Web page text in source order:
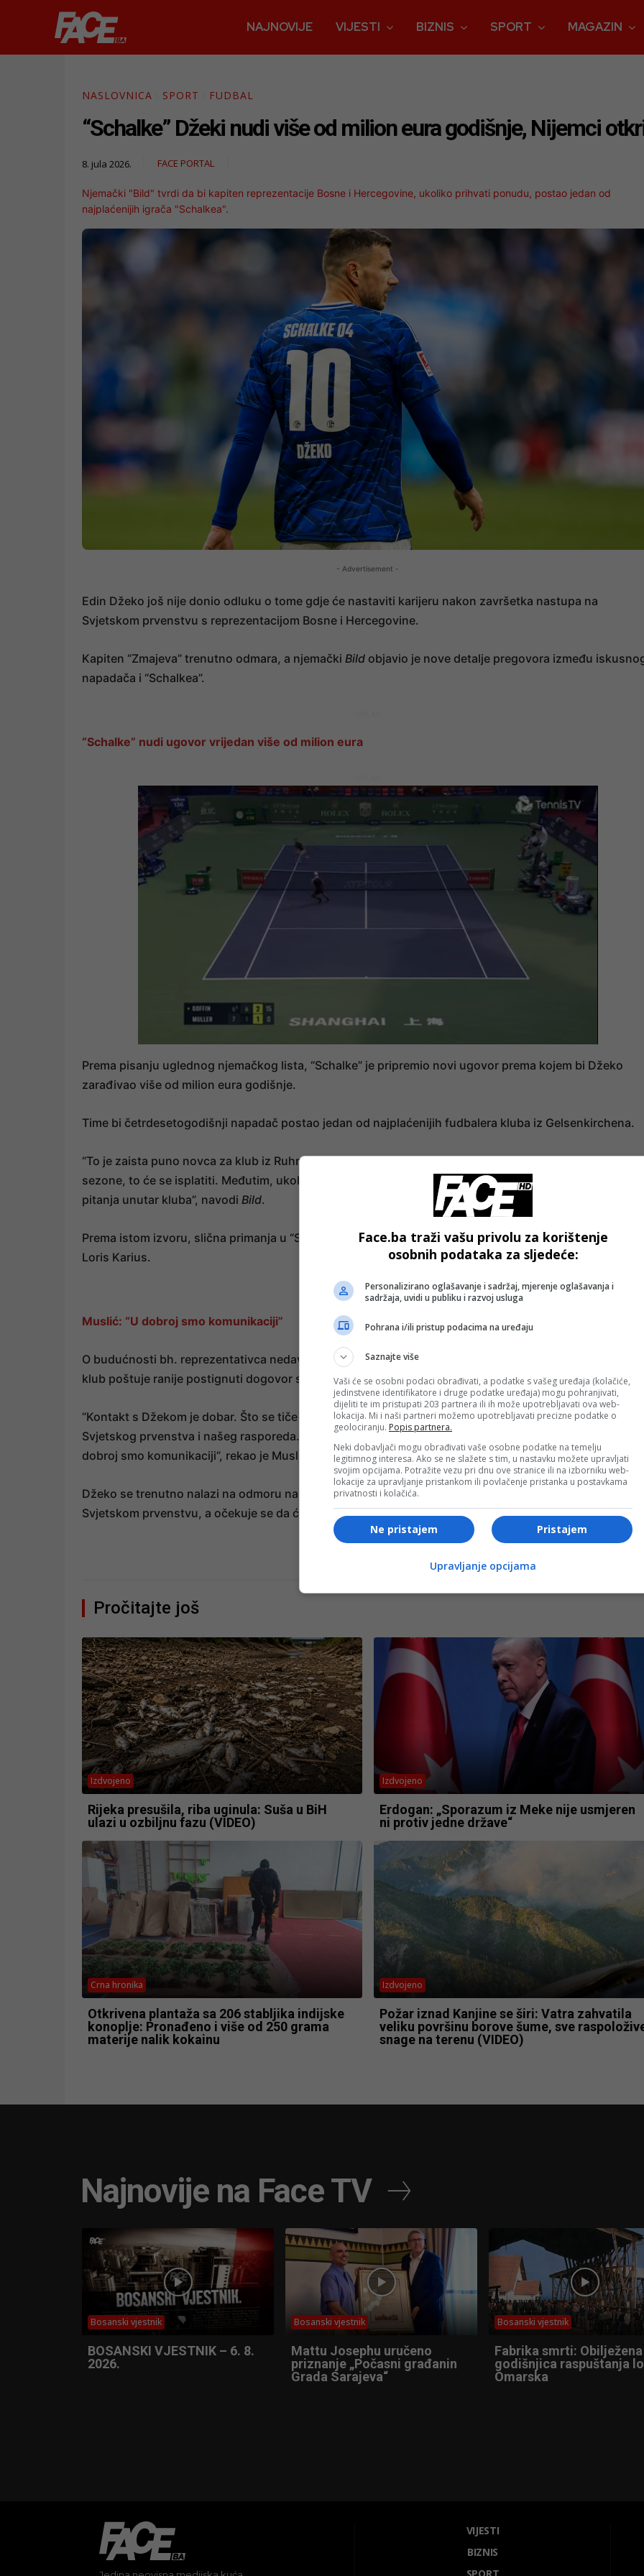
NAJNOVIJE VIJESTI BIZNIS SPORT MAGAZIN
NASLOVNICA SPORT FUDBAL
“Schalke” Džeki nudi više od milion eura godišnje, Nijemci
8. jula 2026. FACE PORTAL
Njemački "Bild" tvrdi da bi kapiten reprezentacije Bosne i Hercegovine, ukoliko prihvati ponudu, postao jedan od
najplaćenijih igrača "Schalkea".
- Advertisement -
Edin Džeko još nije donio odluku o tome gdje će nastaviti karijeru nakon završetka nastupa na
Svjetskom prvenstvu s reprezentacijom Bosne i Hercegovine.
Kapiten “Zmajeva” trenutno odmara, a njemački Bild objavio je nove detalje pregovora između
napadača i “Schalkea”.
“Schalke” nudi ugovor vrijedan više od milion eura
Prema pisanju uglednog njemačkog lista, “Schalke” je pripremio novi ugovor prema kojem bi Džeko
zarađivao više od milion eura godišnje.
Time bi četrdesetogodišnji napadač postao jedan od najplaćenijih fudbalera kluba iz Gelsenkirchena.
“To je zaista puno novca za klub iz Ruhra. Ako Džeko bude igrao onako dobro kao u proljetnom dijelu
sezone, to će se isplatiti. Međutim, ukoliko ne ispuni visoka očekivanja, to bi moglo pokrenuti kritična
pitanja unutar kluba”, navodi Bild.
Prema istom izvoru, slična primanja u “Schalkeu” trenutno imaju samo kapiten Kenan Karaman i
Loris Karius.
- OGLAS -
Muslić: “U dobroj smo komunikaciji”
O budućnosti bh. reprezentativca nedavno je govorio i trener “Schalkea” Miron Muslić, koji je poručio
klub poštuje ranije postignuti dogovor s Džekom.
“Kontakt s Džekom je dobar. Što se tiče Džekine budućnosti, držimo se dogovora postignutog prije
Svjetskog prvenstva i našeg rasporeda. Sada ćemo pustiti Edina da prebrodi svoje razočarenje. U
dobroj smo komunikaciji”, rekao je Muslić.
Džeko se trenutno nalazi na odmoru nakon završetka nastupa reprezentacije Bosne i Hercegovine na
Svjetskom prvenstvu, a očekuje se da će odluku o nastavku karijere donijeti u narednim sedmicama.
Pročitajte još
Izdvojeno
Rijeka presušila, riba uginula: Suša u BiH
ulazi u ozbiljnu fazu (VIDEO)
Izdvojeno
Erdogan: „Sporazum iz Meke nije usmjeren
ni protiv jedne države“
Crna hronika
Otkrivena plantaža sa 206 stabljika indijske
konoplje: Pronađeno i više od 250 grama
materije nalik kokainu
Izdvojeno
Požar iznad Kanjine se širi: Vatra zahvatila
veliku površinu borove šume, sve
snage na terenu (VIDEO)
Najnovije na Face TV
Bosanski vjestnik
BOSANSKI VJESTNIK – 6. 8.
2026.
Bosanski vjestnik
Mattu Josephu uručeno
priznanje „Počasni građanin
Grada Sarajeva“
Bosanski vjestnik
Fabrika smrti:
godišnjica raspuštanja
Omarska
VIJESTI
BIZNIS
Face.ba traži vašu privolu za korištenje
osobnih podataka za sljedeće:
Personalizirano oglašavanje i sadržaj, mjerenje oglašavanja i
sadržaja, uvidi u publiku i razvoj usluga
Pohrana i/ili pristup podacima na uređaju
Saznajte više
Vaši će se osobni podaci obrađivati, a podatke s vašeg uređaja (kolačiće,
jedinstvene identifikatore i druge podatke uređaja) mogu pohranjivati,
dijeliti te im pristupati 203 partnera ili ih može upotrebljavati ova web-
lokacija. Mi i naši partneri možemo upotrebljavati precizne podatke o
geolociranju. Popis partnera.
Neki dobavljači mogu obrađivati vaše osobne podatke na temelju
legitimnog interesa. Ako se ne slažete s tim, u nastavku možete upravljati
svojim opcijama. Potražite vezu pri dnu ove stranice ili na izborniku web-
lokacije za upravljanje pristankom ili povlačenje pristanka u postavkama
privatnosti i kolačića.
Pristajem
Ne pristajem
Upravljanje opcijama